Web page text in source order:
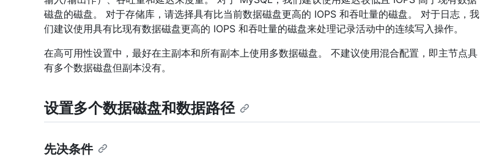
磁盘的磁盘。 对于存储库，请选择具有比当前数据磁盘更高的 IOPS 和吞吐量的磁盘。 对于日志，我
们建议使用具有比现有数据磁盘更高的 IOPS 和吞吐量的磁盘来处理记录活动中的连续写入操作。
在高可用性设置中，最好在主副本和所有副本上使用多数据磁盘。 不建议使用混合配置，即主节点具
有多个数据磁盘但副本没有。
设置多个数据磁盘和数据路径
先决条件